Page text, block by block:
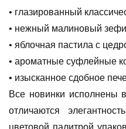
• глазированный
• нежный малиновый
• яблочная пастила с
• ароматные суфлейные
• изысканное сдобное
Все новинки исполнены
отличаются
цветовой палитрой